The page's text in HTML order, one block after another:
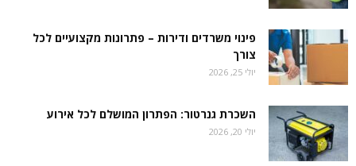
פינוי משרדים ודירות – פתרונות מקצועיים לכל
צורך
יולי 25, 2026
השכרת גנרטור: הפתרון המושלם לכל אירוע
יולי 20, 2026